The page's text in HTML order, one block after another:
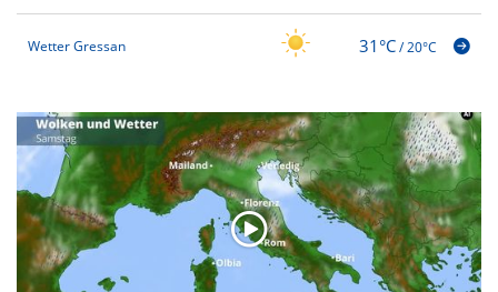
Wetter Gressan 31°C/20°C